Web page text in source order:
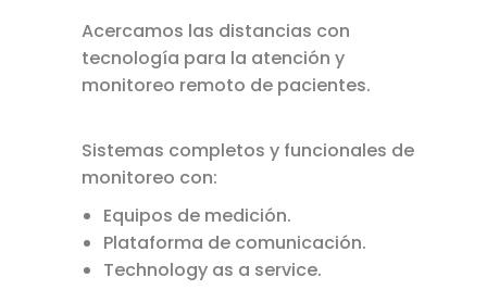
Acercamos las distancias con
tecnología para la atención y
monitoreo remoto de pacientes.
Sistemas completos y funcionales de
monitoreo con:
Equipos de medición.
Plataforma de comunicación.
Technology as a service.